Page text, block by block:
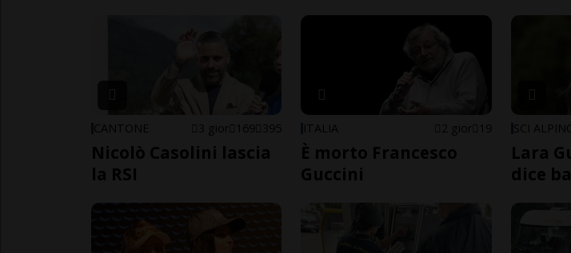
CANTONE 3 gior 169 395
Nicolò Casolini lascia
la RSI
ITALIA 2 gior 19
È morto Francesco
Guccini
SCI
Lara
dice